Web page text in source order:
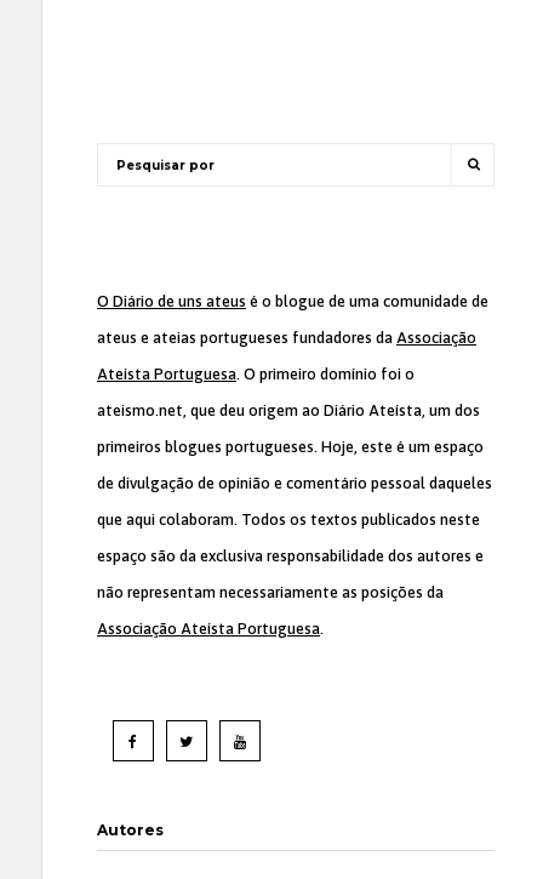
O Diário de uns ateus é o blogue de uma comunidade de
ateus e ateias portugueses fundadores da Associação
Ateísta Portuguesa. O primeiro domínio foi o
ateismo.net, que deu origem ao Diário Ateísta, um dos
primeiros blogues portugueses. Hoje, este é um espaço
de divulgação de opinião e comentário pessoal daqueles
que aqui colaboram. Todos os textos publicados neste
espaço são da exclusiva responsabilidade dos autores e
não representam necessariamente as posições da
Associação Ateísta Portuguesa.
Autores